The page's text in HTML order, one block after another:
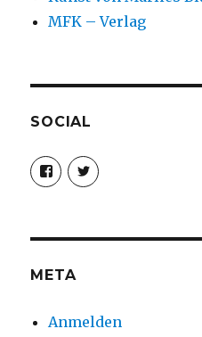
MFK – Verlag
SOCIAL
Profil
von
christoph.fleischer1
anzeigen
Profil
von
anzeigen
META
Anmelden